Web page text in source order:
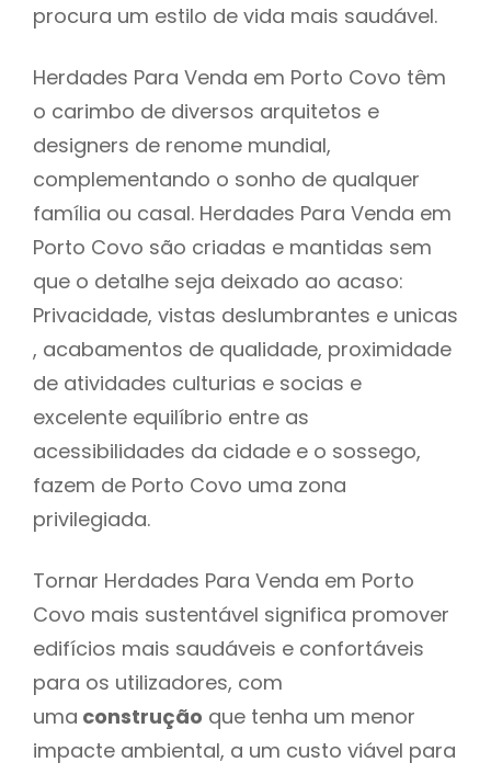
procura um estilo de vida mais saudável.
Herdades Para Venda em Porto Covo têm
o carimbo de diversos arquitetos e
designers de renome mundial,
complementando o sonho de qualquer
família ou casal. Herdades Para Venda em
Porto Covo são criadas e mantidas sem
que o detalhe seja deixado ao acaso:
Privacidade, vistas deslumbrantes e unicas
, acabamentos de qualidade, proximidade
de atividades culturias e socias e
excelente equilíbrio entre as
acessibilidades da cidade e o sossego,
fazem de Porto Covo uma zona
privilegiada.
Tornar Herdades Para Venda em Porto
Covo mais sustentável significa promover
edifícios mais saudáveis e confortáveis
para os utilizadores, com
uma construção que tenha um menor
impacte ambiental, a um custo viável para